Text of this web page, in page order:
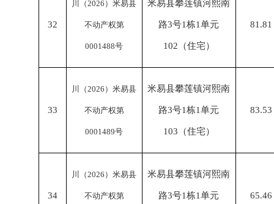
32
川（2026）米易县
不动产权第
0001488号
米易县攀莲镇河熙南
路3号1栋1单元
102（住宅）
81.81
33
川（2026）米易县
不动产权第
0001489号
米易县攀莲镇河熙南
路3号1栋1单元
103（住宅）
83.53
34
川（2026）米易县
不动产权第
米易县攀莲镇河熙南
路3号1栋1单元 65.46